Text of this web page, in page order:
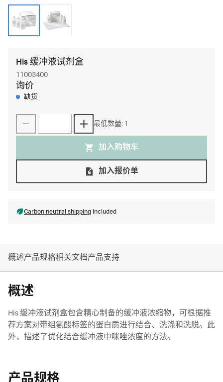
His 缓冲液试剂盒
11003400
询价
缺货
最低数量: 1
加入购物⻋
加入报价单
Carbon neutral shipping included
概述产品规格相关文档产品支持
概述
His 缓冲液试剂盒包含精心制备的缓冲液浓缩物，可根据推
荐方案对带组氨酸标签的蛋白质进行结合、洗涤和洗脱。此
外，描述了优化结合缓冲液中咪唑浓度的方法。
产品规格